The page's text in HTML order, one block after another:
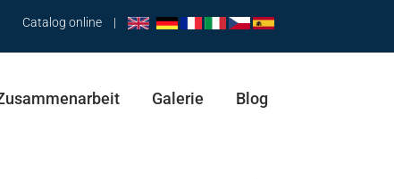
Catalog online |
Galerie Blog